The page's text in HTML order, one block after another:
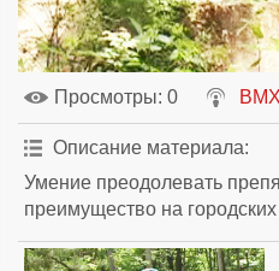
Просмотры: 0
Описание материала:
Умение преодолевать
преимущество на городских